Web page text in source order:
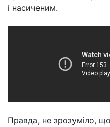
і насиченим.
Правда, не зрозуміло,